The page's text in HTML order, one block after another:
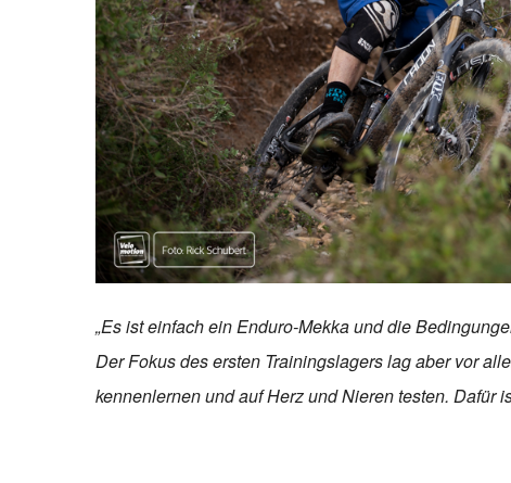
„Es ist einfach ein Enduro-Mekka und die
Der Fokus des ersten Trainingslagers lag aber vor
kennenlernen und auf Herz und Nieren testen. Dafür